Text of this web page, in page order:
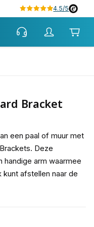
4.5/5
Bracket
een paal of muur met
Deze
arm waarmee
afstellen naar de